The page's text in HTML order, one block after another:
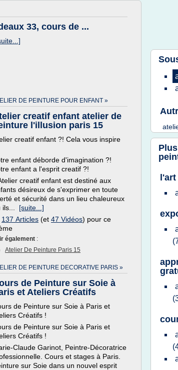
33, cours de ...
DE PEINTURE POUR ENFANT »
creatif enfant atelier de
l'illusion paris 15
creatif enfant ?! Cela vous inspire
enfant déborde d'imagination ?!
enfant a l'esprit creatif ?!
creatif enfant est destiné aux
désireux de s'exprimer en toute
et sécurité dans un lieu chaleureux
ils... [suite...]
137 Articles (et 47 Vidéos) pour ce
également :
Atelier De Peinture Paris 15
DE PEINTURE DECORATIVE PARIS »
de Peinture sur Soie à
et Ateliers Créatifs
de Peinture sur Soie à Paris et
Créatifs !
de Peinture sur Soie à Paris et
Créatifs !
Claude Garinot, Peintre-Décoratrice
Cours et stages à Paris.
sur Soie dans un nouvel esprit